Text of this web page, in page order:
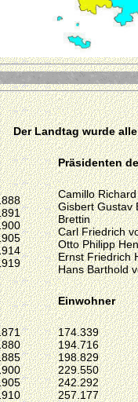
Der Landtag wurde
Präsidenten
Camillo
Gisbert Gustav
Brettin
Carl Friedrich
Otto Philipp
Ernst Friedrich
Hans Barthold
Einwohner
174.339
194.716
198.829
229.550
242.292
257.177